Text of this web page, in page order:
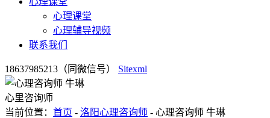
心理课堂
心理辅导视频
联系我们
18637985213（同微信号） Sitexml
心里咨询师
当前位置： 首页 - 洛阳心理咨询师 - 心理咨询师 牛琳